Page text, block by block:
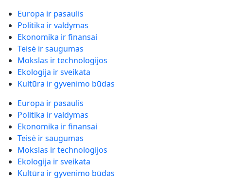
Europa ir pasaulis
Politika ir valdymas
Ekonomika ir finansai
Teisė ir saugumas
Mokslas ir technologijos
Ekologija ir sveikata
Kultūra ir gyvenimo būdas
Europa ir pasaulis
Politika ir valdymas
Ekonomika ir finansai
Teisė ir saugumas
Mokslas ir technologijos
Ekologija ir sveikata
Kultūra ir gyvenimo būdas